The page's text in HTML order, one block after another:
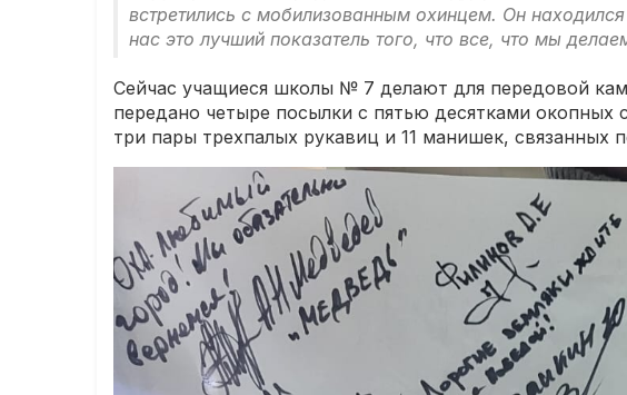
встретились с мобилизованным охинцем. Он
нас это лучший показатель того, что все, что мы
Сейчас учащиеся школы № 7 делают для передовой
передано четыре посылки с пятью десятками окопных
три пары трехпалых рукавиц и 11 манишек, связанных